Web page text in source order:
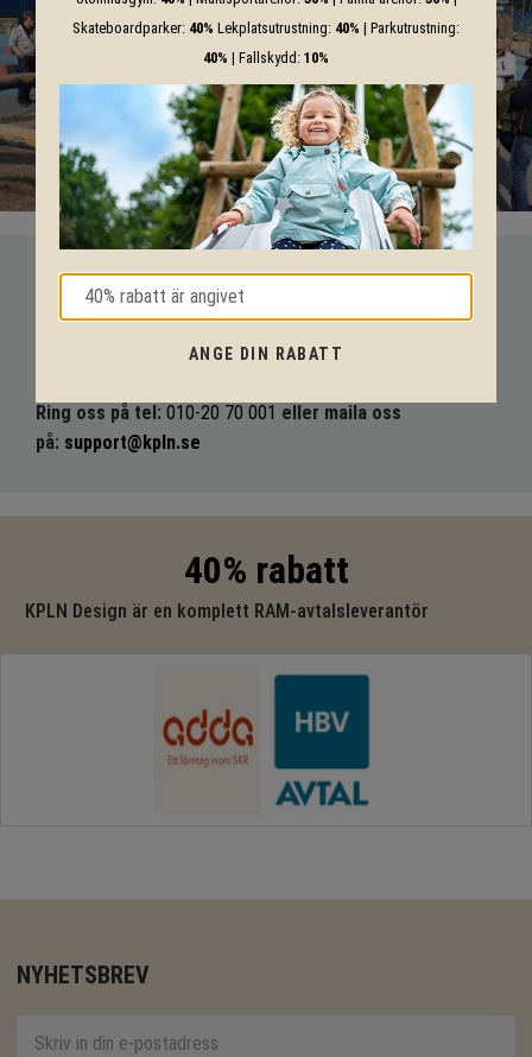
VI HJÄLPER DIG HELA VÄGEN!
Med vår mångåriga kunskap från produkter till säkerhet och
Ring oss på tel: 010-20 70 001 eller maila oss
på: support@kpln.se
40% rabatt
KPLN Design är en komplett RAM-avtalsleverantör
NYHETSBREV
Skateboardparker: 40% Lekplatsutrustning: 40% | Parkutrustning:
40% | Fallskydd: 10%
ANGE DIN RABATT